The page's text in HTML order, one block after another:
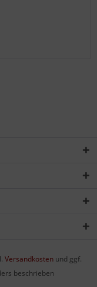
Versandkosten und ggf.
beschrieben